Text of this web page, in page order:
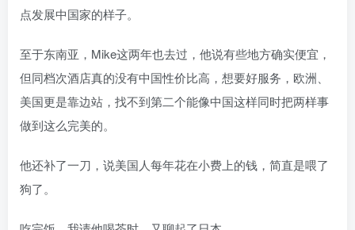
点发展中国家的样子。
至于东南亚，Mike这两年也去过，他说有些地方确实便宜，
但同档次酒店真的没有中国性价比高，想要好服务，欧洲、
美国更是靠边站，找不到第二个能像中国这样同时把两样事
做到这么完美的。
他还补了一刀，说美国人每年花在小费上的钱，简直是喂了
狗了。